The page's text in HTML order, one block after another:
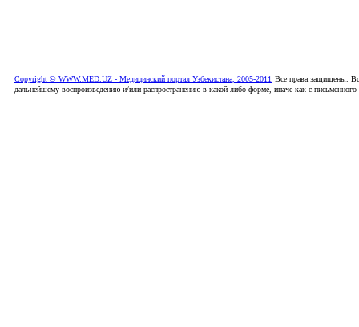
Copyright © WWW.MED.UZ - Медицинский портал Узбекистана, 2005-2011 Все права защищены.
дальнейшему воспроизведению и/или распространению в какой-либо форме, иначе как с